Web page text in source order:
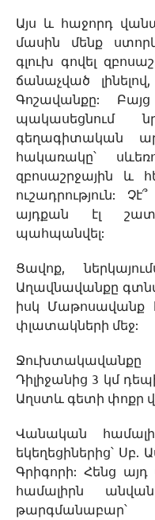
Այս և հաջորդ
մասին մենք
գլուխ գովել
ճանաչված
Գոշավանքը:
պակասեցնում
գեղագիտական
հակառակը՝
զբոսաշրջային և
ուշադրություն:
այդքան էլ շատ
պահպանվել:
Ցավոք,
Աղավնավանքը
իսկ Մաթոսավանք
փլատակների մեջ:
Դիլիջանից 3 կմ
Աղստև գետի փոքր
Վանական
եկեղեցիներից՝ Սբ.
Գրիգորի: Հենց
համալիրն
թարգմանաբար՝